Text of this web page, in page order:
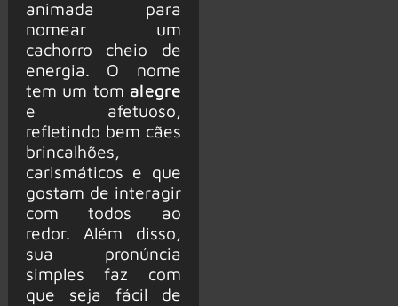
animada para
nomear um
cachorro cheio de
energia. O nome
tem um tom alegre
e afetuoso,
refletindo bem cães
brincalhões,
carismáticos e que
gostam de interagir
com todos ao
redor. Além disso,
sua pronúncia
simples faz com
que seja fácil de